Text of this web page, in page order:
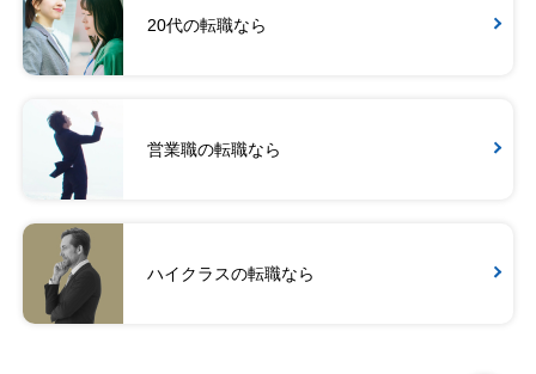
20代の転職なら
営業職の転職なら
ハイクラスの転職なら